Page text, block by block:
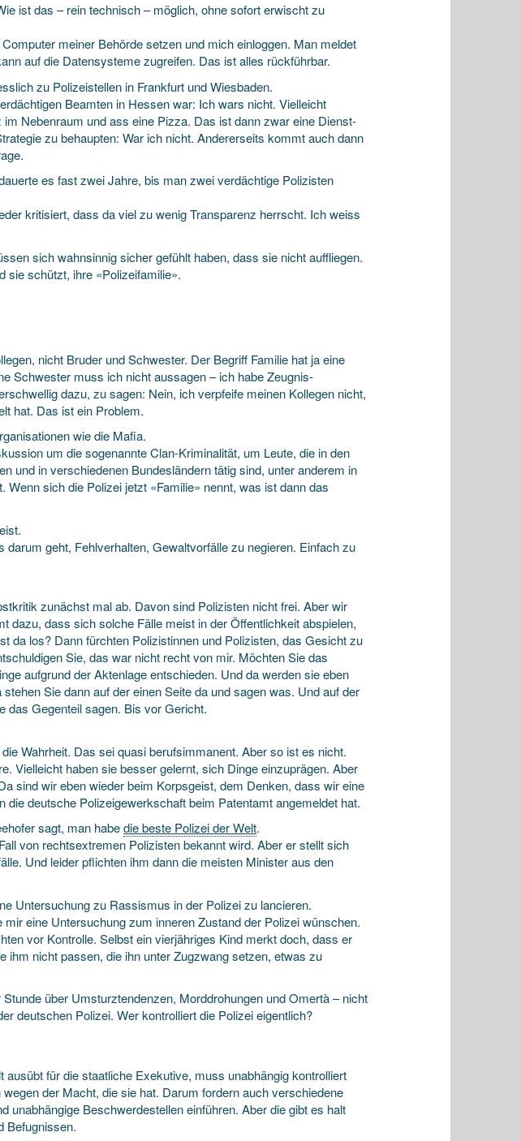
ist das – rein technisch – möglich, ohne sofort erwischt zu
meiner Behörde setzen und mich einloggen. Man meldet
auf die Daten­systeme zugreifen. Das ist alles rückführbar.
zu Polizei­stellen in Frankfurt und Wiesbaden.
Beamten in Hessen war: Ich wars nicht. Vielleicht
Neben­raum und ass eine Pizza. Das ist dann zwar eine Dienst­
zu behaupten: War ich nicht. Andererseits kommt auch dann
es fast zwei Jahre, bis man zwei verdächtige Polizisten
kritisiert, dass da viel zu wenig Transparenz herrscht. Ich weiss
sich wahnsinnig sicher gefühlt haben, dass sie nicht auffliegen.
sie schützt, ihre «Polizeifamilie».
nicht Bruder und Schwester. Der Begriff Familie hat ja eine
Schwester muss ich nicht aussagen – ich habe Zeugnis­
dazu, zu sagen: Nein, ich verpfeife meinen Kollegen nicht,
hat. Das ist ein Problem.
wie die Mafia.
um die sogenannte Clan-Kriminalität, um Leute, die in den
und in verschiedenen Bundes­ländern tätig sind, unter anderem in
Wenn sich die Polizei jetzt «Familie» nennt, was ist dann das
geht, Fehl­verhalten, Gewalt­vorfälle zu negieren. Einfach zu
zunächst mal ab. Davon sind Polizisten nicht frei. Aber wir
dazu, dass sich solche Fälle meist in der Öffentlichkeit abspielen,
da los? Dann fürchten Polizistinnen und Polizisten, das Gesicht zu
Sie, das war nicht recht von mir. Möchten Sie das
aufgrund der Akten­lage entschieden. Und da werden sie eben
Sie dann auf der einen Seite da und sagen was. Und auf der
das Gegenteil sagen. Bis vor Gericht.
Wahrheit. Das sei quasi berufs­immanent. Aber so ist es nicht.
Vielleicht haben sie besser gelernt, sich Dinge einzuprägen. Aber
sind wir eben wieder beim Korps­geist, dem Denken, dass wir eine
die deutsche Polizei­gewerkschaft beim Patentamt angemeldet hat.
sagt, man habedie beste Polizei der Welt.
von rechts­extremen Polizisten bekannt wird. Aber er stellt sich
Und leider pflichten ihm dann die meisten Minister aus den
Unter­suchung zu Rassismus in der Polizei zu lancieren.
eine Unter­suchung zum inneren Zustand der Polizei wünschen.
vor Kontrolle. Selbst ein vier­jähriges Kind merkt doch, dass er
ihm nicht passen, die ihn unter Zugzwang setzen, etwas zu
über Umsturz­tendenzen, Mord­drohungen und Omertà – nicht
deutschen Polizei. Wer kontrolliert die Polizei eigentlich?
für die staatliche Exekutive, muss unabhängig kontrolliert
der Macht, die sie hat. Darum fordern auch verschiedene
unabhängige Beschwerde­stellen einführen. Aber die gibt es halt
Befugnissen.